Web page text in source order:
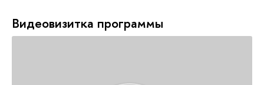
Видеовизитка программы